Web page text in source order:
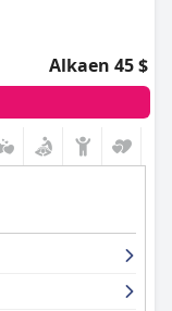
Alkaen 45 $